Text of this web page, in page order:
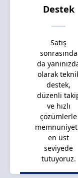
Destek
Satış
sonrasında
da
olarak
destek,
düzenli
ve hızlı
çözümlerle
en üst
seviyede
tutuyoruz.